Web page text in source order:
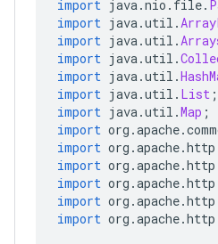
import java.nio . file.
import java.util .
import java.util .
import java.util .
import java.util .
import java.util . List ;
import java.util .Map ;
import org .apache.
import org .apache.http
import org .apache.http
import org .apache.http
import org .apache.http
import org .apache.http